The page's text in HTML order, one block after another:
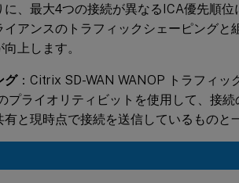
に、最大4つの接続が異なるICA優先順
アンスのトラフィックシェーピングと
上します。
グ：Citrix SD-WAN WANOP トラフィッ
プライオリティビットを使用して、接
と現時点で接続を送信しているものと